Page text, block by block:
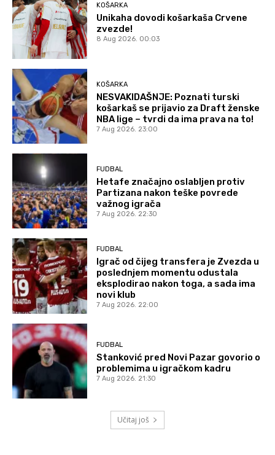
KOŠARKA
Unikaha dovodi košarkaša Crvene
zvezde!
8 Aug 2026. 00:03
KOŠARKA
NESVAKIDAŠNJE: Poznati turski
košarkaš se prijavio za Draft ženske
NBA lige – tvrdi da ima prava na to!
7 Aug 2026. 23:00
FUDBAL
Hetafe značajno oslabljen protiv
Partizana nakon teške povrede
važnog igrača
7 Aug 2026. 22:30
FUDBAL
Igrač od čijeg transfera je Zvezda u
poslednjem momentu odustala
eksplodirao nakon toga, a sada ima
novi klub
7 Aug 2026. 22:00
FUDBAL
Stanković pred Novi Pazar govorio o
problemima u igračkom kadru
7 Aug 2026. 21:30
Učitaj još